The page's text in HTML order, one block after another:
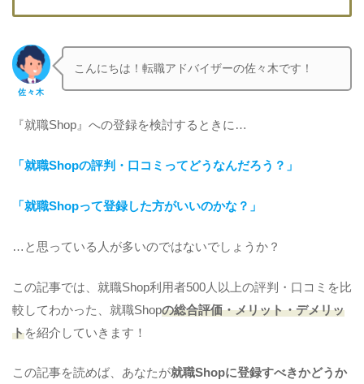
佐々木
こんにちは！転職アドバイザーの佐々木です！
『就職Shop』への登録を検討するときに…
「就職Shopの評判・口コミってどうなんだろう？」
「就職Shopって登録した方がいいのかな？」
…と思っている人が多いのではないでしょうか？
この記事では、就職Shop利用者500人以上の評判・口コミを比
較してわかった、就職Shopの総合評価・メリット・デメリッ
トを紹介していきます！
この記事を読めば、あなたが就職Shopに登録すべきかどうか